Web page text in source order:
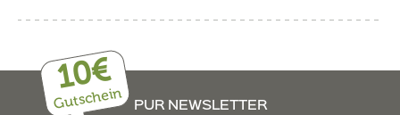
10€
Gutschein
PUR NEWSLETTER